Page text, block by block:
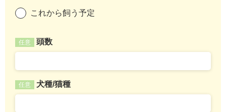
これから飼う予定
任意 頭数
任意 犬種/猫種